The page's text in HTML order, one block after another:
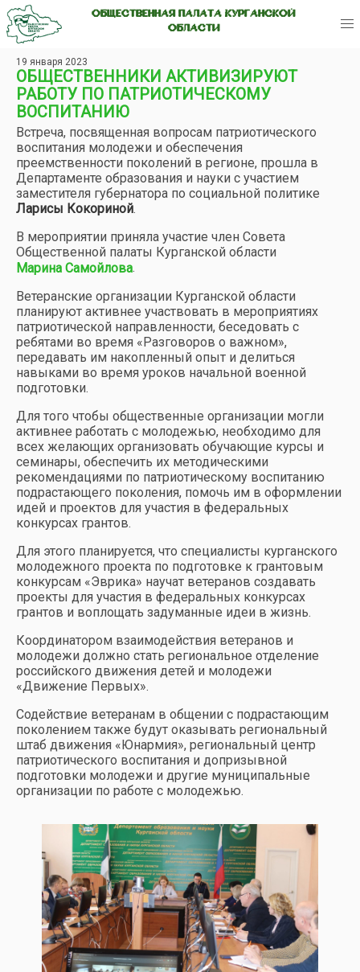
ОБЩЕСТВЕННАЯ ПАЛАТА КУРГАНСКОЙ
ОБЛАСТИ
19 января 2023
ОБЩЕСТВЕННИКИ АКТИВИЗИРУЮТ
РАБОТУ ПО ПАТРИОТИЧЕСКОМУ
ВОСПИТАНИЮ
Встреча, посвященная вопросам патриотического
воспитания молодежи и обеспечения
преемственности поколений в регионе, прошла в
Департаменте образования и науки с участием
заместителя губернатора по социальной политике
Ларисы Кокориной.
В мероприятии приняла участие член Совета
Общественной палаты Курганской области
Марина Самойлова.
Ветеранские организации Курганской области
планируют активнее участвовать в мероприятиях
патриотической направленности, беседовать с
ребятами во время «Разговоров о важном»,
передавать им накопленный опыт и делиться
навыками во время уроков начальной военной
подготовки.
Для того чтобы общественные организации могли
активнее работать с молодежью, необходимо для
всех желающих организовать обучающие курсы и
семинары, обеспечить их методическими
рекомендациями по патриотическому воспитанию
подрастающего поколения, помочь им в оформлении
идей и проектов для участия в федеральных
конкурсах грантов.
Для этого планируется, что специалисты курганского
молодежного проекта по подготовке к грантовым
конкурсам «Эврика» научат ветеранов создавать
проекты для участия в федеральных конкурсах
грантов и воплощать задуманные идеи в жизнь.
Координатором взаимодействия ветеранов и
молодежи должно стать региональное отделение
российского движения детей и молодежи
«Движение Первых».
Содействие ветеранам в общении с подрастающим
поколением также будут оказывать региональный
штаб движения «Юнармия», региональный центр
патриотического воспитания и допризывной
подготовки молодежи и другие муниципальные
организации по работе с молодежью.